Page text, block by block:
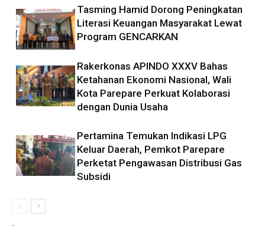
Tasming Hamid Dorong Peningkatan
Literasi Keuangan Masyarakat Lewat
Program GENCARKAN
Rakerkonas APINDO XXXV Bahas
Ketahanan Ekonomi Nasional, Wali
Kota Parepare Perkuat Kolaborasi
dengan Dunia Usaha
Pertamina Temukan Indikasi LPG
Keluar Daerah, Pemkot Parepare
Perketat Pengawasan Distribusi Gas
Subsidi